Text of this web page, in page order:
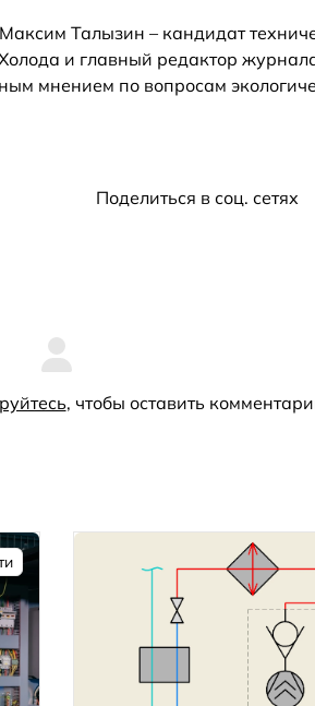
Талызин – кандидат
и главный редактор
мнением по вопросам
Поделиться в соц. сетях
, чтобы оставить